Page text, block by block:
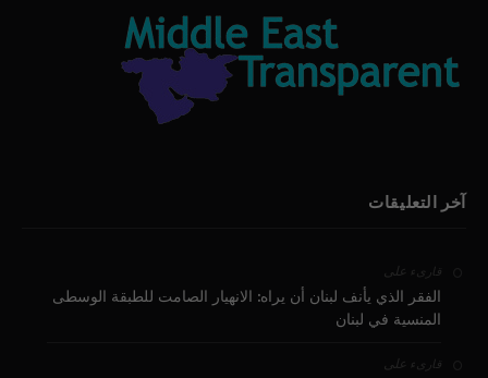
آخر التعليقات
قارىء على
الفقر الذي يأنف لبنان أن يراه: الانهيار الصامت للطبقة الوسطى
المنسية في لبنان
قارىء على